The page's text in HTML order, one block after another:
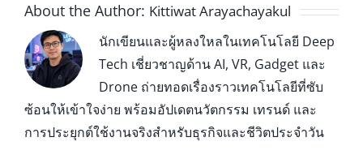
About the Author: Kittiwat Arayachayakul
นักเขียนและผู้หลงใหลในเทคโนโลยี Deep
Tech เชี่ยวชาญด้าน AI, VR, Gadget และ
Drone ถ่ายทอดเรื่องราวเทคโนโลยีที่ซับ
ซ้อนให้เข้าใจง่าย พร้อมอัปเดตนวัตกรรม เทรนด์ และ
การประยุกต์ใช้งานจริงสำหรับธุรกิจและชีวิตประจำวัน